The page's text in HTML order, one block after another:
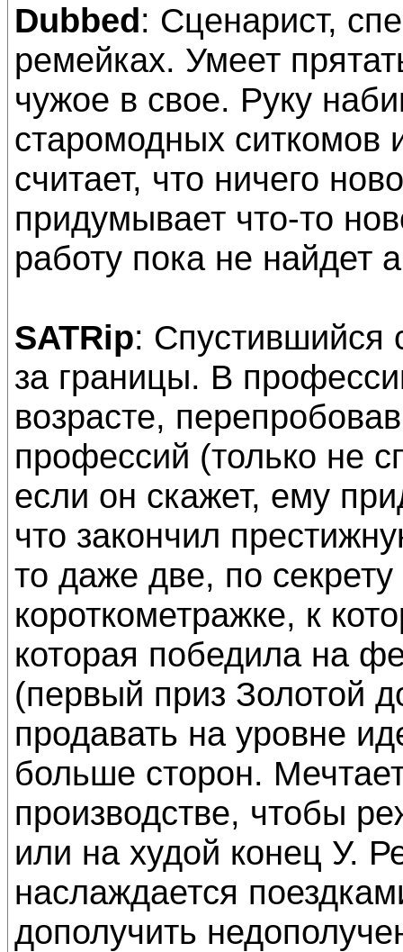
Dubbed: Сценарист,
ремейках. Умеет
чужое в свое. Руку
старомодных ситкомов
считает, что ничего
придумывает что-то
работу пока не найдет
SATRip: Спустившийся
за границы. В
возрасте,
профессий (только не
если он скажет, ему
что закончил
то даже две, по
короткометражке, к
которая победила на
(первый приз Золотой
продавать на уровне
больше сторон.
производстве, чтобы
или на худой конец У.
наслаждается
дополучить